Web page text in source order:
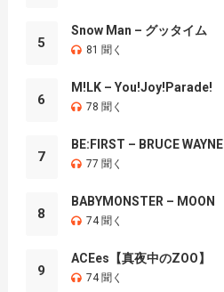
5
Snow Man – グッタイム
81 聞く
6
M!LK – You!Joy!Parade!
78 聞く
7
BE:FIRST – BRUCE WAYNE
77 聞く
8
BABYMONSTER – MOON
74 聞く
9
ACEes【真夜中のZOO】
74 聞く